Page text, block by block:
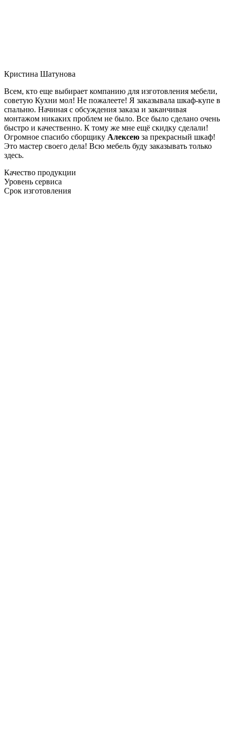
Кристина Шатунова
Всем, кто еще выбирает компанию для изготовления мебели,
советую Кухни мол! Не пожалеете! Я заказывала шкаф-купе в
спальню. Начиная с обсуждения заказа и заканчивая
монтажом никаких проблем не было. Все было сделано очень
быстро и качественно. К тому же мне ещё скидку сделали!
Огромное спасибо сборщику Алексею за прекрасный шкаф!
Это мастер своего дела! Всю мебель буду заказывать только
здесь.
Качество продукции
Уровень сервиса
Срок изготовления